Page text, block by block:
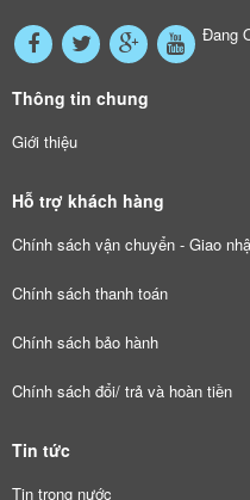
Đang
Thông tin chung
Giới thiệu
Hỗ trợ khách hàng
Chính sách vận chuyển - Giao
Chính sách thanh toán
Chính sách bảo hành
Chính sách đổi/ trả và hoàn tiền
Tin tức
Tin trong nước